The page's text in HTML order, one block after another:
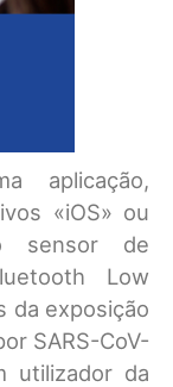
aplicação,
«iOS» ou
sensor de
Low
da exposição
SARS-CoV-
utilizador da